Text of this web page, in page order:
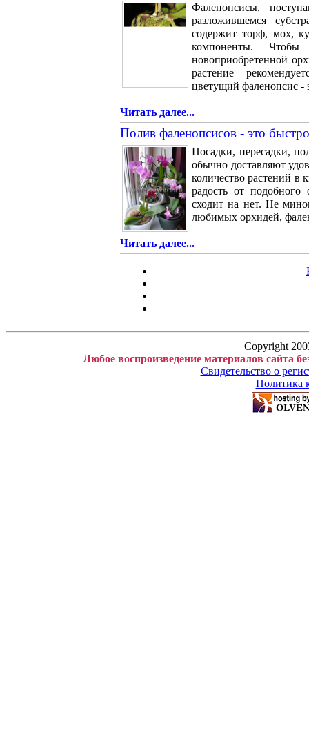
Фаленопсисы,
разложившемся
содержит торф, мох,
компоненты. Чтобы
новоприобретенной
растение
цветущий фаленопсис -
Читать далее...
Полив фаленопсисов - это
Посадки, пересадки,
обычно доставляют
количество растений в
радость от
сходит на нет. Не
любимых орхидей,
Читать далее...
Copyright
Любое воспроизведение материалов сайта
Свидетельство о
Политика